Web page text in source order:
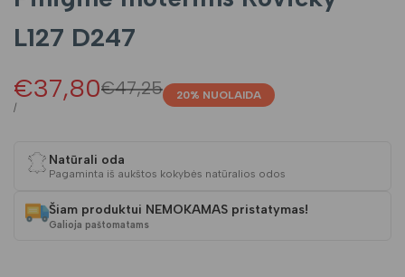
L127 D247
Įprasta
€47,25
Pardavimo
kaina
€37,80
VIENETO
/
20% NUOLAIDA
Natūrali oda
Pagaminta iš aukštos kokybės natūralios odos
Šiam produktui NEMOKAMAS pristatymas!
Galioja paštomatams